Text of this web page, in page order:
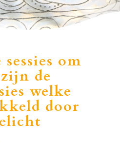
om
de
welke
door